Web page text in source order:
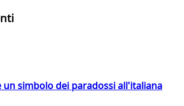
un simbolo dei paradossi all'italiana